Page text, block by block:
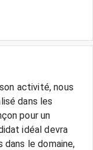
activité, nous
dans les
pour un
idéal devra
dans le domaine,